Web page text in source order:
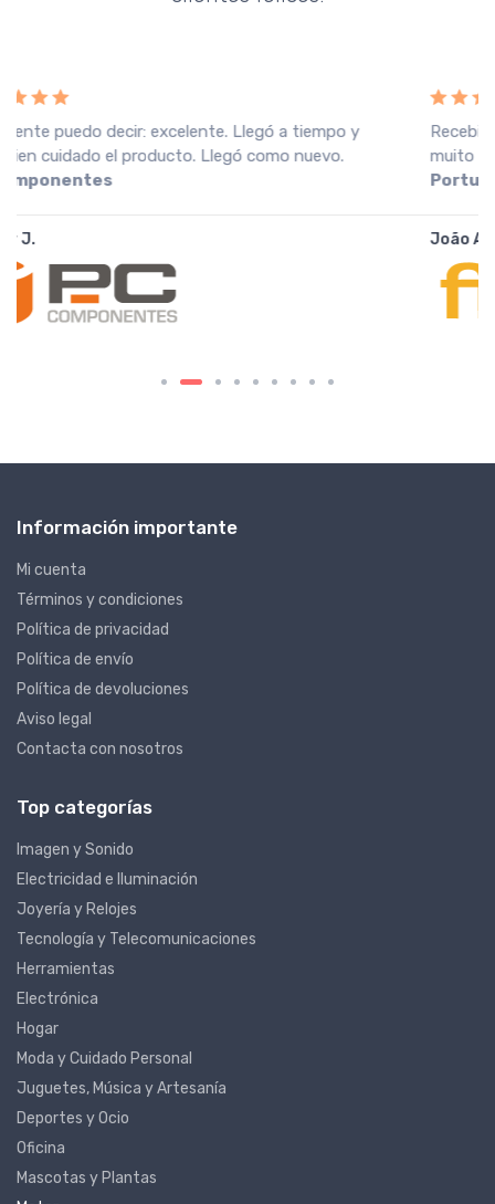
Recebi a encomenda em perfeitas condições, o que
muito agradeço. Recomendo o vendedor.
Portugal
Información importante
Mi cuenta
Términos y condiciones
Política de privacidad
Política de envío
Política de devoluciones
Aviso legal
Contacta con nosotros
Top categorías
Imagen y Sonido
Electricidad e Iluminación
Joyería y Relojes
Tecnología y Telecomunicaciones
Herramientas
Electrónica
Hogar
Moda y Cuidado Personal
Juguetes, Música y Artesanía
Deportes y Ocio
Oficina
Mascotas y Plantas